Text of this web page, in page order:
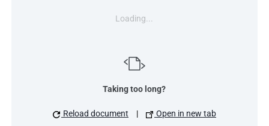
Loading...
Taking too long?
Reload document | Open in new tab